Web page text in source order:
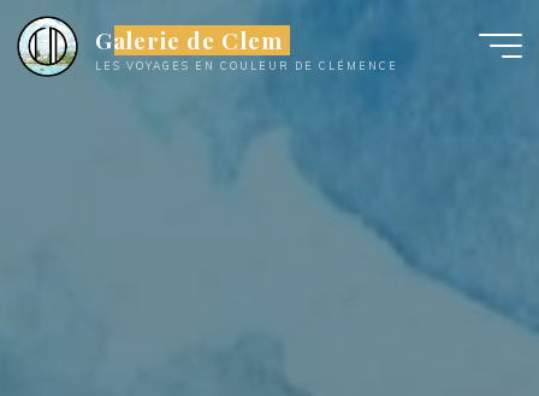
au
contenu
Galerie de Clem
LES VOYAGES EN COULEUR DE CLÉMENCE